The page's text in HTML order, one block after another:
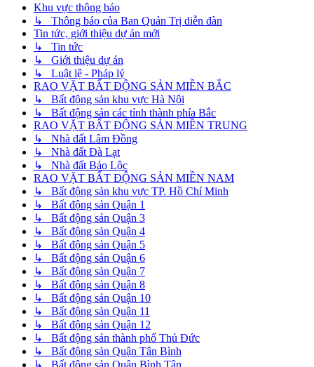
Khu vực thông báo
↳ Thông báo của Ban Quản Trị diễn đàn
Tin tức, giới thiệu dự án mới
↳ Tin tức
↳ Giới thiệu dự án
↳ Luật lệ - Pháp lý
RAO VẶT BẤT ĐỘNG SẢN MIỀN BẮC
↳ Bất động sản khu vực Hà Nội
↳ Bất động sản các tỉnh thành phía Bắc
RAO VẶT BẤT ĐỘNG SẢN MIỀN TRUNG
↳ Nhà đất Lâm Đồng
↳ Nhà đất Đà Lạt
↳ Nhà đất Bảo Lộc
RAO VẶT BẤT ĐỘNG SẢN MIỀN NAM
↳ Bất động sản khu vực TP. Hồ Chí Minh
↳ Bất động sản Quận 1
↳ Bất động sản Quận 3
↳ Bất động sản Quận 4
↳ Bất động sản Quận 5
↳ Bất động sản Quận 6
↳ Bất động sản Quận 7
↳ Bất động sản Quận 8
↳ Bất động sản Quận 10
↳ Bất động sản Quận 11
↳ Bất động sản Quận 12
↳ Bất động sản thành phố Thủ Đức
↳ Bất động sản Quận Tân Bình
↳ Bất động sản Quận Bình Tân